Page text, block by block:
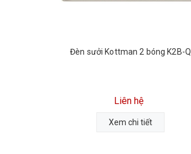
Đèn sưởi Kottman 2 bóng K2B-Q
Liên hệ
Xem chi tiết